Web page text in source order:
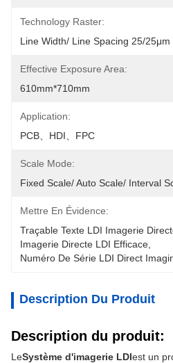
Technology Raster:
Line Width/ Line Spacing 25/25μm
Effective Exposure Area:
610mm*710mm
Application:
PCB、HDI、FPC
Scale Mode:
Fixed Scale/ Auto Scale/ Interval
Mettre En Évidence:
Traçable Texte LDI Imagerie
Imagerie Directe LDI Efficace
Numéro De Série LDI Direct
Description Du Produit
Description du produit:
LeSystème d'imagerie LDIest un